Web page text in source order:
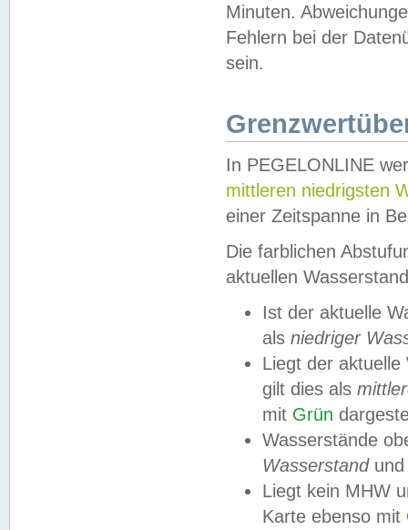
Minuten.
Fehlern bei der
sein.
In PEGELONLINE
mittleren niedrigsten
einer Zeitspanne in
Die farblichen
aktuellen
Ist der aktuelle
als niedriger
Liegt der
gilt dies als
mit Grün
Wasserstände
Wasserstandund
Liegt kein MHW
Karte ebenso mit